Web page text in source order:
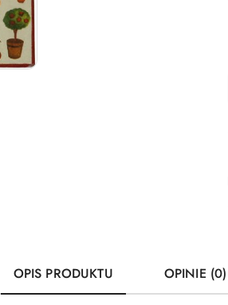
OPIS PRODUKTU OPINIE (0)